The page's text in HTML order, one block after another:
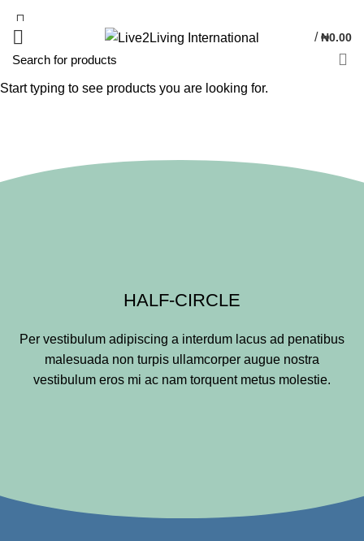
/ ₦0.00
Section Dividers
HALF-CIRCLE
Per vestibulum adipiscing a interdum lacus ad penatibus
malesuada non turpis ullamcorper augue nostra
vestibulum eros mi ac nam torquent metus molestie.
Start typing to see products you are looking for.